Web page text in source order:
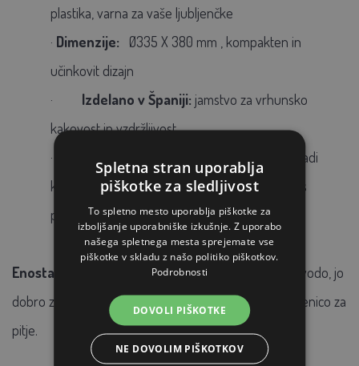
plastika, varna za vaše ljubljenčke
· Dimenzije: Ø335 X 380 mm , kompakten in
učinkovit dizajn
·
Izdelano v Španiji: jamstvo za vrhunsko
kakovost in vzdržljivost
·
paketu so praktične nogice, zaradi
katerih bo omejena možnost umazanije vode s
posteljnino (nogice se enostavno odstranijo)
Enostaven za uporabo:Samo napolnite posodo z vodo, jo
dobro zaprite z bajonetnim sistemom in obrnite steklenico za
pitje.
Spletna stran uporablja
piškotke za sledljivost
To spletno mesto uporablja piškotke za
izboljšanje uporabniške izkušnje. Z uporabo
našega spletnega mesta sprejemate vse
piškotke v skladu z našo politiko piškotkov.
Podrobnosti
DOVOLI PIŠKOTKE
NE DOVOLIM PIŠKOTKOV